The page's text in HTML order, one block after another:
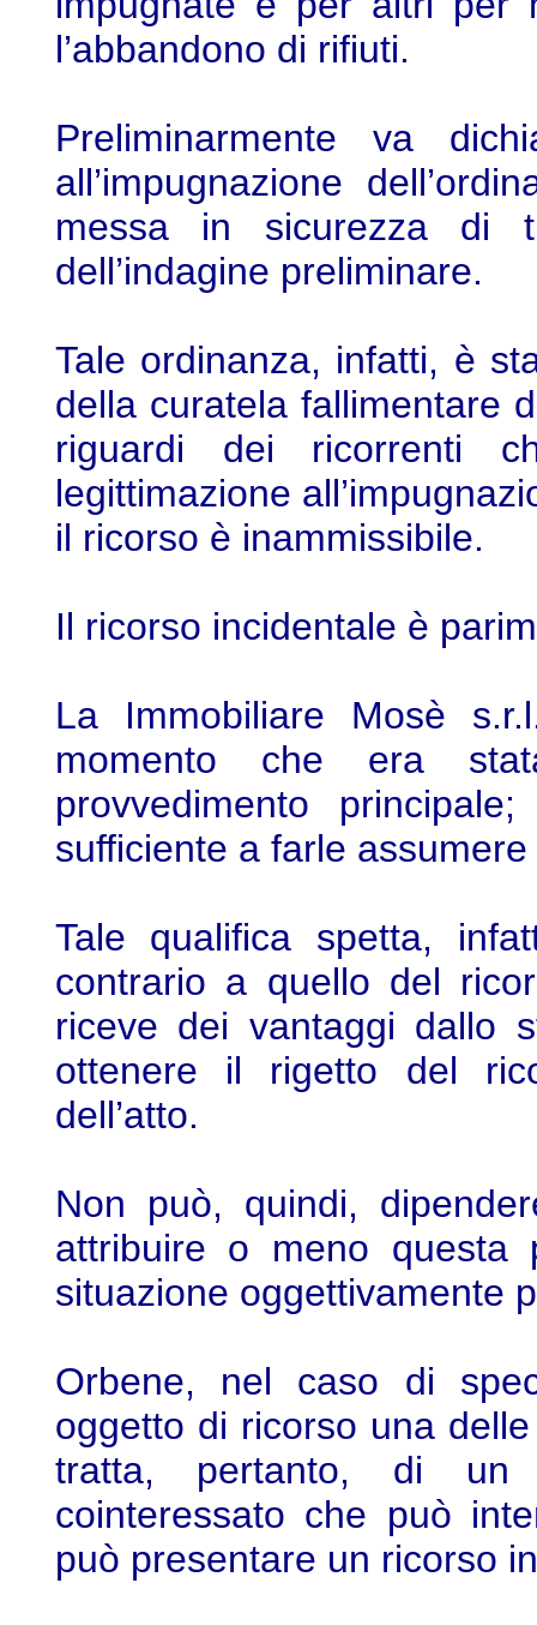
l’abbandono di rifiuti.
Preliminarmente va
all’impugnazione
messa in sicurezza di
dell’indagine preliminare.
Tale ordinanza, infatti, è
della curatela fallimentare
riguardi dei ricorrenti
legittimazione
il ricorso è inammissibile.
Il ricorso incidentale è
La Immobiliare Mosè
momento che era
provvedimento
sufficiente a farle
Tale qualifica spetta,
contrario a quello del
riceve dei vantaggi dallo
ottenere il rigetto del
dell’atto.
Non può, quindi,
attribuire o meno questa
situazione oggettivamente
Orbene, nel caso di
oggetto di ricorso una
tratta, pertanto, di un
cointeressato che può
può presentare un ricorso